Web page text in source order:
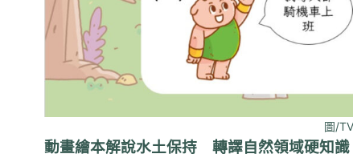
圖/
動畫繪本解說水土保持 轉譯自然領域硬知識